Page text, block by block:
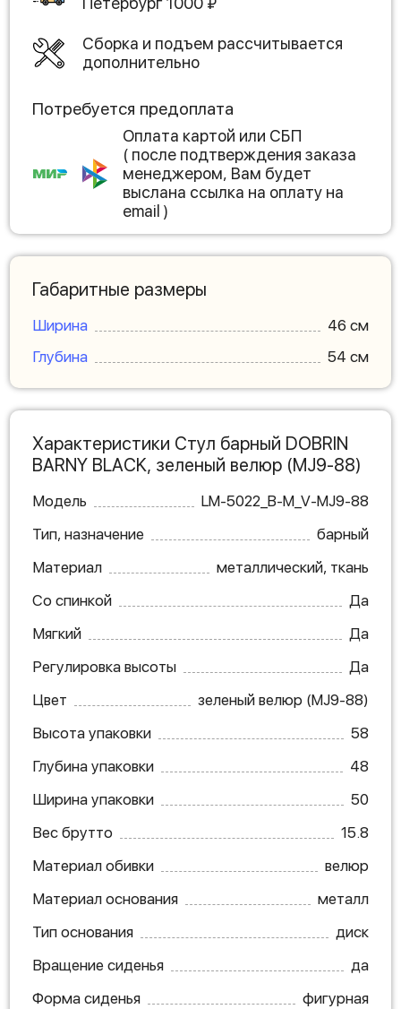
Сборка и подъем рассчитывается
дополнительно
Потребуется предоплата
Оплата картой или СБП
( после подтверждения заказа
менеджером, Вам будет
выслана ссылка на оплату на
email )
Габаритные размеры
Ширина
46 см
Глубина
54 см
Характеристики Стул барный DOBRIN
BARNY BLACK, зеленый велюр (MJ9-88)
Модель
LM-5022_B-M_V-MJ9-88
Тип, назначение
барный
Материал
металлический, ткань
Со спинкой
Да
Мягкий
Да
Регулировка высоты
Да
Цвет
зеленый велюр (MJ9-88)
Высота упаковки
58
Глубина упаковки
48
Ширина упаковки
50
Вес брутто
15.8
Материал обивки
велюр
Материал основания
металл
Тип основания
диск
Вращение сиденья
да
Форма сиденья
фигурная